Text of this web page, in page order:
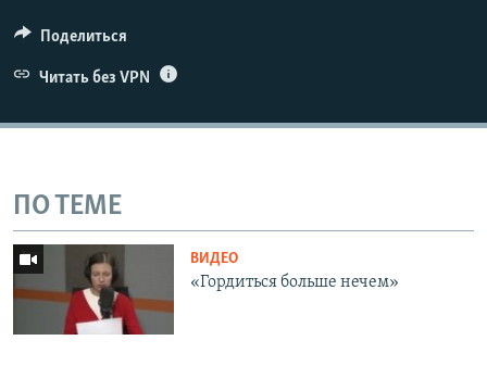
Поделиться
Читать без VPN
ПО ТЕМЕ
ВИДЕО
«Гордиться больше нечем»